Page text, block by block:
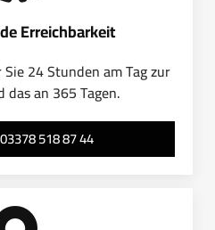
Erreichbarkeit
24 Stunden am Tag zur
das an 365 Tagen.
518 87 44